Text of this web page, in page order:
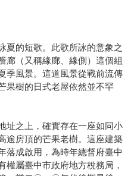
夏的短歌。此歌所詠的意象之
廊（又稱緣廊、緣側）這個組
季風景。這道風景從戰前流傳
果樹的日式老屋依然並不罕
址之上，確實存在一座如同小
逾房頂的芒果老樹。這座建築
落成啟用，為時年總督府臺中
權屬臺中市政府地方稅務局，